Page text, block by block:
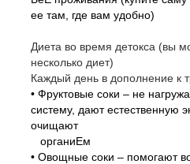
ее там, где вам удобно)
Диета во время детокса (вы
несколько диет)
Каждый день в дополнение к
• Фруктовые соки – не
систему, дают естественную
очищают
органиЕм
• Овощные соки – помогают